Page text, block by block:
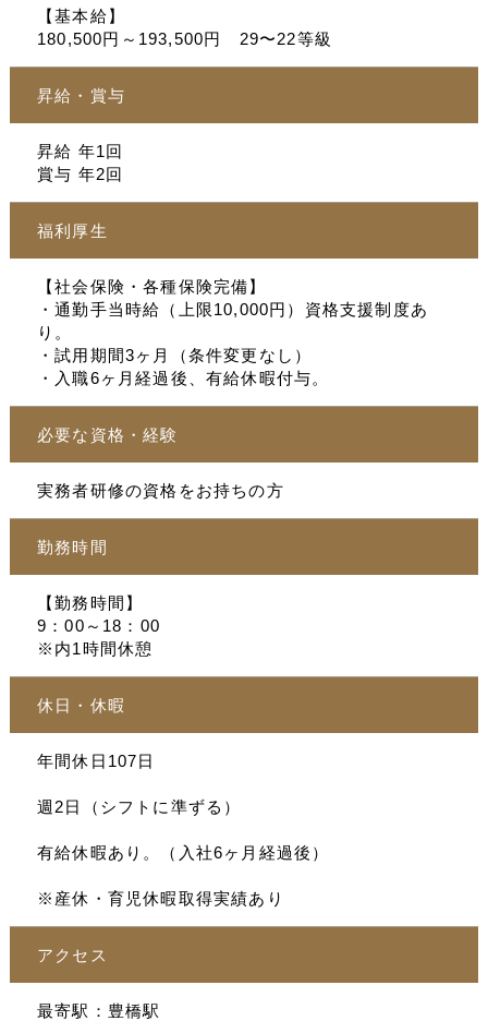
【基本給】
180,500円～193,500円 29〜22等級
昇給・賞与
昇給 年1回
賞与 年2回
福利厚生
【社会保険・各種保険完備】
・通勤手当時給（上限10,000円）資格支援制度あ
り。
・試用期間3ヶ月（条件変更なし）
・入職6ヶ月経過後、有給休暇付与。
必要な資格・経験
実務者研修の資格をお持ちの方
勤務時間
【勤務時間】
9：00～18：00
※内1時間休憩
休日・休暇
年間休日107日
週2日（シフトに準ずる）
有給休暇あり。（入社6ヶ月経過後）
※産休・育児休暇取得実績あり
アクセス
最寄駅：豊橋駅